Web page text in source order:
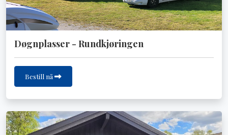
Døgnplasser - Rundkjøringen
Bestill nå